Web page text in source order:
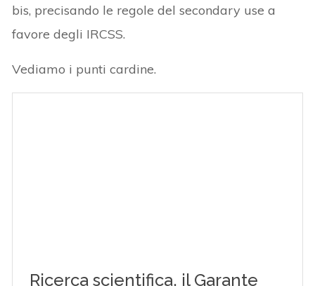
bis, precisando le regole del secondary use a
favore degli IRCSS.
Vediamo i punti cardine.